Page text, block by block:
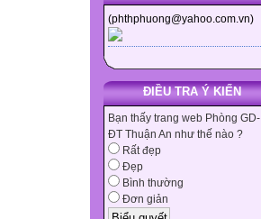
(phthphuong@yahoo.com.vn)
ĐIỀU TRA Ý KIẾN
Bạn thấy trang web Phòng GD-
ĐT Thuận An như thế nào ?
Rất đẹp
Đẹp
Bình thường
Đơn giản